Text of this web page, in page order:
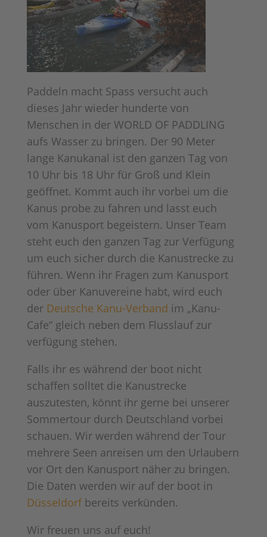
Paddeln macht Spass versucht auch
dieses Jahr wieder hunderte von
Menschen in der WORLD OF PADDLING
aufs Wasser zu bringen. Der 90 Meter
lange Kanukanal ist den ganzen Tag von
10 Uhr bis 18 Uhr für Groß und Klein
geöffnet. Kommt auch ihr vorbei um die
Kanus probe zu fahren und lasst euch
vom Kanusport begeistern. Unser Team
steht euch den ganzen Tag zur Verfügung
um euch sicher durch die Kanustrecke zu
führen. Wenn ihr Fragen zum Kanusport
oder über Kanuvereine habt, wird euch
der Deutsche Kanu-Verband im „Kanu-
Cafe“ gleich neben dem Flusslauf zur
verfügung stehen.
Falls ihr es während der boot nicht
schaffen solltet die Kanustrecke
auszutesten, könnt ihr gerne bei unserer
Sommertour durch Deutschland vorbei
schauen. Wir werden während der Tour
mehrere Seen anreisen um den Urlaubern
vor Ort den Kanusport näher zu bringen.
Die Daten werden wir auf der boot in
Düsseldorfbereits verkünden.
Wir freuen uns auf euch!